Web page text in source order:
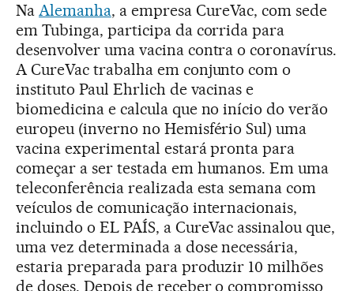
Na Alemanha, a empresa CureVac, com sede
em Tubinga, participa da corrida para
desenvolver uma vacina contra o coronavírus.
A CureVac trabalha em conjunto com o
instituto Paul Ehrlich de vacinas e
biomedicina e calcula que no início do verão
europeu (inverno no Hemisfério Sul) uma
vacina experimental estará pronta para
começar a ser testada em humanos. Em uma
teleconferência realizada esta semana com
veículos de comunicação internacionais,
incluindo o EL PAÍS, a CureVac assinalou que,
uma vez determinada a dose necessária,
estaria preparada para produzir 10 milhões
de doses. Depois de receber o compromisso